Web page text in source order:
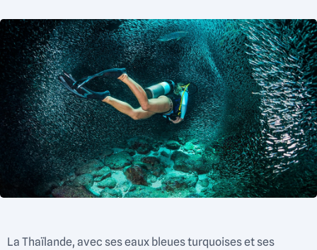
La Thaïlande, avec ses eaux bleues turquoises et ses